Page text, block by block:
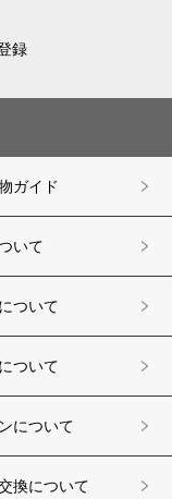
録
ガイド
いて
ついて
ついて
について
換について